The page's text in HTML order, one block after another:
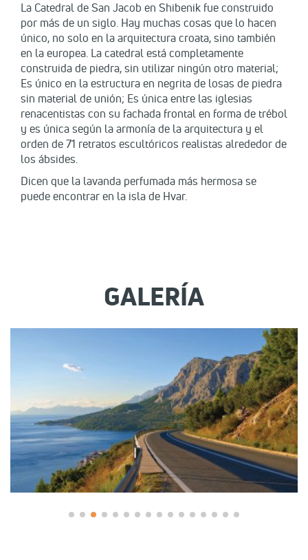
La Catedral de San Jacob en Shibenik fue construido
por más de un siglo. Hay muchas cosas que lo hacen
único, no solo en la arquitectura croata, sino también
en la europea. La catedral está completamente
construida de piedra, sin utilizar ningún otro material;
Es único en la estructura en negrita de losas de piedra
sin material de unión; Es única entre las iglesias
renacentistas con su fachada frontal en forma de trébol
y es única según la armonía de la arquitectura y el
orden de 71 retratos escultóricos realistas alrededor de
los ábsides.
Dicen que la lavanda perfumada más hermosa se
puede encontrar en la isla de Hvar.
GALERÍA